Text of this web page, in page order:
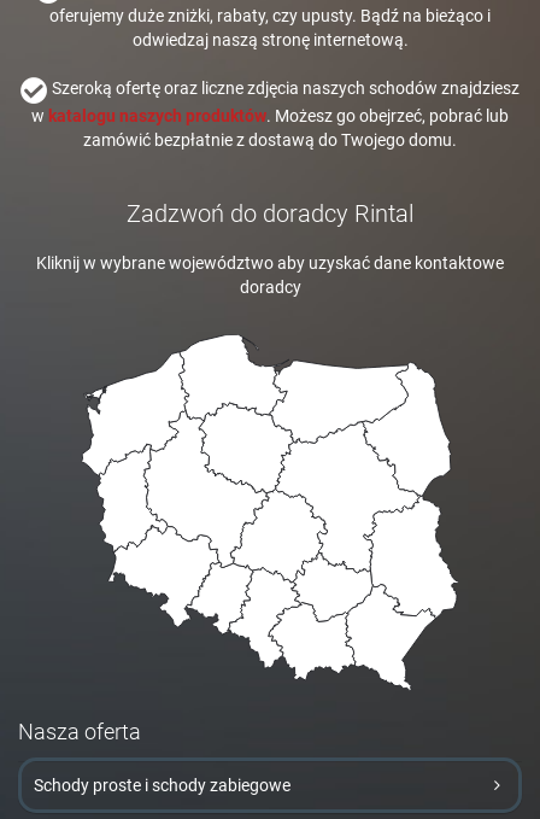
oferujemy duże zniżki, rabaty, czy upusty. Bądź na bieżąco i
odwiedzaj naszą stronę internetową.
Szeroką ofertę oraz liczne zdjęcia naszych schodów znajdziesz
w katalogu naszych produktów. Możesz go obejrzeć, pobrać lub
zamówić bezpłatnie z dostawą do Twojego domu.
Zadzwoń do doradcy Rintal
Kliknij w wybrane województwo aby uzyskać dane kontaktowe
doradcy
Nasza oferta
Schody proste i schody zabiegowe